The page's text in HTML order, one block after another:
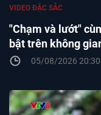
"Chạm và lướt"
bật trên không
VIDEO ĐẶC SẮC
05/08/2026 20:30